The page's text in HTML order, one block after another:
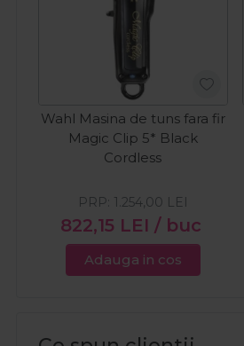
Wahl Masina de tuns fara fir
Magic Clip 5* Black
Cordless
822,15 LEI / buc
PRP: 1.254,00 LEI
Adauga in cos